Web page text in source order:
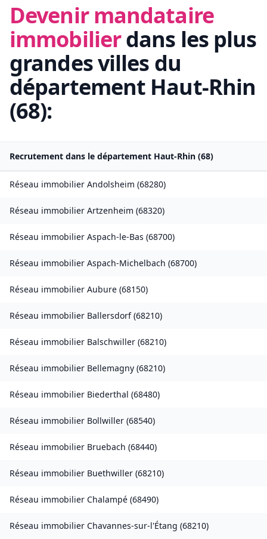
Devenir mandataire
immobilierdans les plus
grandes villes du
département Haut-Rhin
(68):
Recrutement dans le département Haut-Rhin (68)
Réseau immobilier Andolsheim (68280)
Réseau immobilier Artzenheim (68320)
Réseau immobilier Aspach-le-Bas (68700)
Réseau immobilier Aspach-Michelbach (68700)
Réseau immobilier Aubure (68150)
Réseau immobilier Ballersdorf(68210)
Réseau immobilier Balschwiller (68210)
Réseau immobilier Bellemagny (68210)
Réseau immobilier Biederthal (68480)
Réseau immobilier Bollwiller (68540)
Réseau immobilier Bruebach (68440)
Réseau immobilier Buethwiller (68210)
Réseau immobilier Chalampé (68490)
Réseau immobilier Chavannes-sur-l'Étang (68210)